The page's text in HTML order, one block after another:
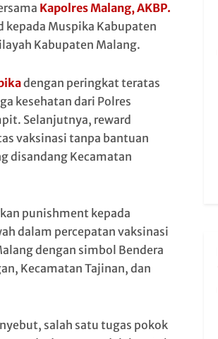
Kapolres Malang, AKBP.
kepada Muspika Kabupaten
Kabupaten Malang.
dengan peringkat teratas
kesehatan dari Polres
Selanjutnya, reward
vaksinasi tanpa bantuan
disandang Kecamatan
punishment kepada
dalam percepatan vaksinasi
dengan simbol Bendera
Kecamatan Tajinan, dan
salah satu tugas pokok